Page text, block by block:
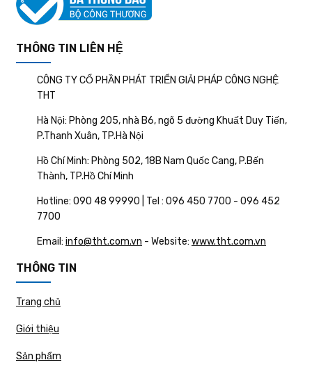
THÔNG TIN LIÊN HỆ
CÔNG TY CỔ PHẦN PHÁT TRIỂN GIẢI PHÁP CÔNG NGHỆ
THT
Hà Nội: Phòng 205, nhà B6, ngõ 5 đường Khuất Duy Tiến,
P.Thanh Xuân, TP.Hà Nội
Hồ Chí Minh: Phòng 502, 18B Nam Quốc Cang, P.Bến
Thành, TP.Hồ Chí Minh
Hotline: 090 48 99990 | Tel : 096 450 7700 - 096 452
7700
Email: info@tht.com.vn - Website: www.tht.com.vn
THÔNG TIN
Trang chủ
Giới thiệu
Sản phẩm